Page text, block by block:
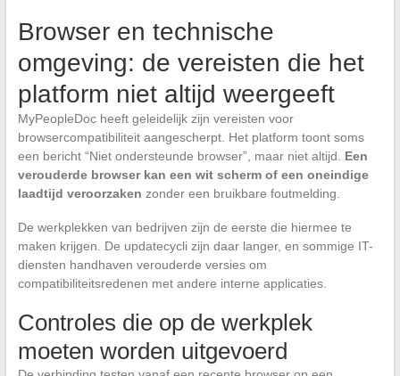
Browser en technische
omgeving: de vereisten die het
platform niet altijd weergeeft
MyPeopleDoc heeft geleidelijk zijn vereisten voor
browsercompatibiliteit aangescherpt. Het platform toont soms
een bericht “Niet ondersteunde browser”, maar niet altijd. Een
verouderde browser kan een wit scherm of een oneindige
laadtijd veroorzaken zonder een bruikbare foutmelding.
De werkplekken van bedrijven zijn de eerste die hiermee te
maken krijgen. De updatecycli zijn daar langer, en sommige IT-
diensten handhaven verouderde versies om
compatibiliteitsredenen met andere interne applicaties.
Controles die op de werkplek
moeten worden uitgevoerd